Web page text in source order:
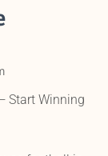
Start Winning